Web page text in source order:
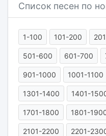
Список песен по
1-100 101-200
501-600 601-700
901-1000 1001-1100
1301-1400 1401-
1701-1800 1801-
2101-2200 2201-